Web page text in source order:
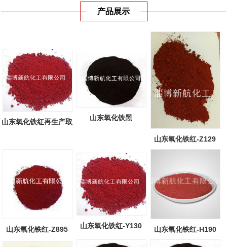
产品展示
山东氧化铁红再生产取
山东氧化铁黑
山东氧化铁红-Z129
山东氧化铁红-Z895 山东氧化铁红-Y130 山东氧化铁红-H190